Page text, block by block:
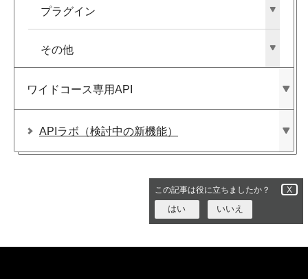
プラグイン
その​他
ワイドコース専用API
APIラボ​（検討中の​新機能）
この記事は役に立ちましたか？ X
はい いいえ